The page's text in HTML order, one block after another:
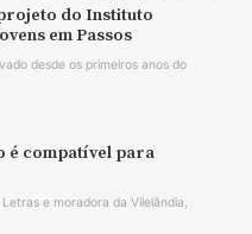
do Instituto
em Passos
desde os primeiros anos do
é compatível para
e moradora da Vilelândia,